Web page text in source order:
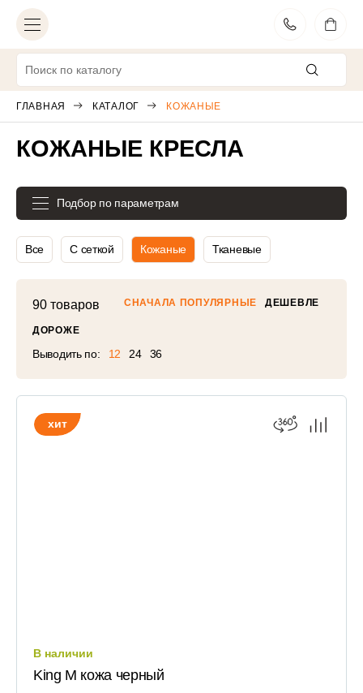
МОСКВА ВЫБЕРИТЕ ДРУГОЙ ГОРОД
Для руководителей25
Рабочие кресла41
Premium модели17
Для посетителей19
Весь каталог
ГЛАВНАЯ КАТАЛОГ КОЖАНЫЕ
КОЖАНЫЕ КРЕСЛА
Подбор по параметрам
Все С сеткой Кожаные Тканевые
90 товаров СНАЧАЛА ПОПУЛЯРНЫЕ ДЕШЕВЛЕ
ДОРОЖЕ
Выводить по: 12 24 36
хит
В наличии
King M кожа черный